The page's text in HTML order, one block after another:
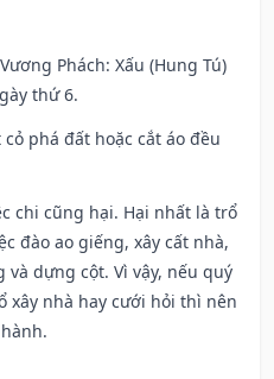
Phách: Xấu (Hung Tú)
thứ 6.
cỏ phá đất hoặc cắt áo đều
chi cũng hại. Hại nhất là trổ
đào ao giếng, xây cất nhà,
dựng cột. Vì vậy, nếu quý
xây nhà hay cưới hỏi thì nên